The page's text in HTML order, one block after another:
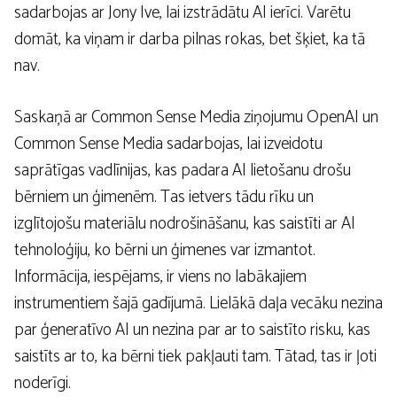
sadarbojas ar Jony Ive, lai izstrādātu AI ierīci. Varētu
domāt, ka viņam ir darba pilnas rokas, bet šķiet, ka tā
nav.
Saskaņā ar Common Sense Media ziņojumu OpenAI un
Common Sense Media sadarbojas, lai izveidotu
saprātīgas vadlīnijas, kas padara AI lietošanu drošu
bērniem un ģimenēm. Tas ietvers tādu rīku un
izglītojošu materiālu nodrošināšanu, kas saistīti ar AI
tehnoloģiju, ko bērni un ģimenes var izmantot.
Informācija, iespējams, ir viens no labākajiem
instrumentiem šajā gadījumā. Lielākā daļa vecāku nezina
par ģeneratīvo AI un nezina par ar to saistīto risku, kas
saistīts ar to, ka bērni tiek pakļauti tam. Tātad, tas ir ļoti
noderīgi.